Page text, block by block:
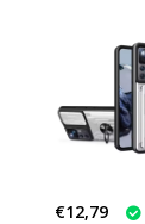
€12,79